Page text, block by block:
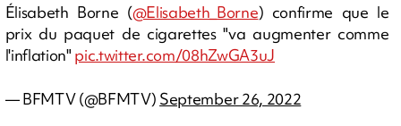
Élisabeth Borne (@Elisabeth_Borne) confirme que le
prix du paquet de cigarettes "va augmenter comme
l'inflation" pic.twitter.com/08hZwGA3uJ
— BFMTV (@BFMTV) September 26, 2022